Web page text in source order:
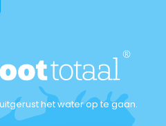
het water op te gaan.